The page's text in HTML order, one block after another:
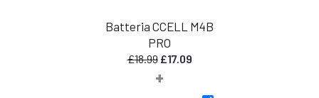
Batteria CCELL M4B
PRO
£18.99 Il
prezzo
£17.09Il
+